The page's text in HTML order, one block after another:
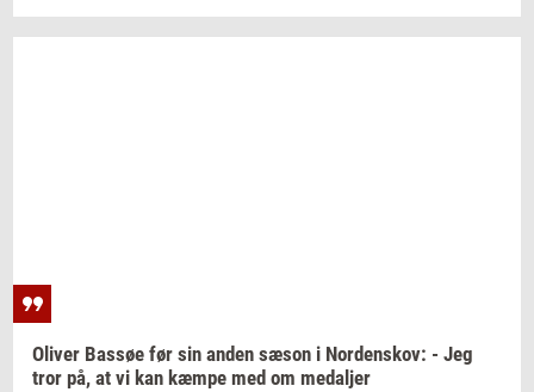
Oli­ver Bas­søe før sin anden sæson i Nor­denskov: - Jeg
tror på, at vi kan kæmpe med om me­dal­jer